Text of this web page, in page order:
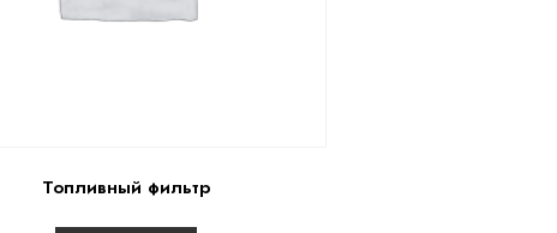
Топливный фильтр